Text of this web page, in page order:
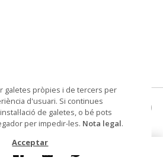
d'un parament litúrgic)
Segle XVIII
galetes pròpies i de tercers per
d'usuari. Si continues
de galetes, o bé pots
per impedir-les. Nota legal.
Acceptar